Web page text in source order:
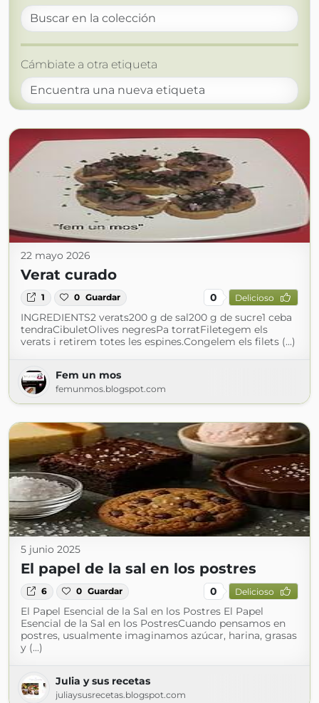
Cámbiate a otra etiqueta
22 mayo 2026
Verat curado
1 0 Guardar 0 Delicioso
INGREDIENTS2 verats200 g de sal200 g de sucre1 ceba
tendraCibuletOlives negresPa torratFiletegem els
verats i retirem totes les espines.Congelem els filets (...)
Fem un mos
femunmos.blogspot.com
5 junio 2025
El papel de la sal en los postres
6 0 Guardar 0 Delicioso
El Papel Esencial de la Sal en los Postres El Papel
Esencial de la Sal en los PostresCuando pensamos en
postres, usualmente imaginamos azúcar, harina, grasas
y (...)
Julia y sus recetas
juliaysusrecetas.blogspot.com